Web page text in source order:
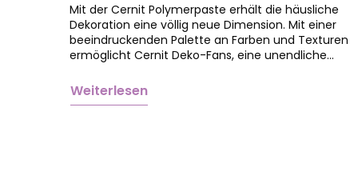
Mit der Cernit Polymerpaste erhält die häusliche
Dekoration eine völlig neue Dimension. Mit einer
beeindruckenden Palette an Farben und Texturen
ermöglicht Cernit Deko-Fans, eine unendliche…
Weiterlesen